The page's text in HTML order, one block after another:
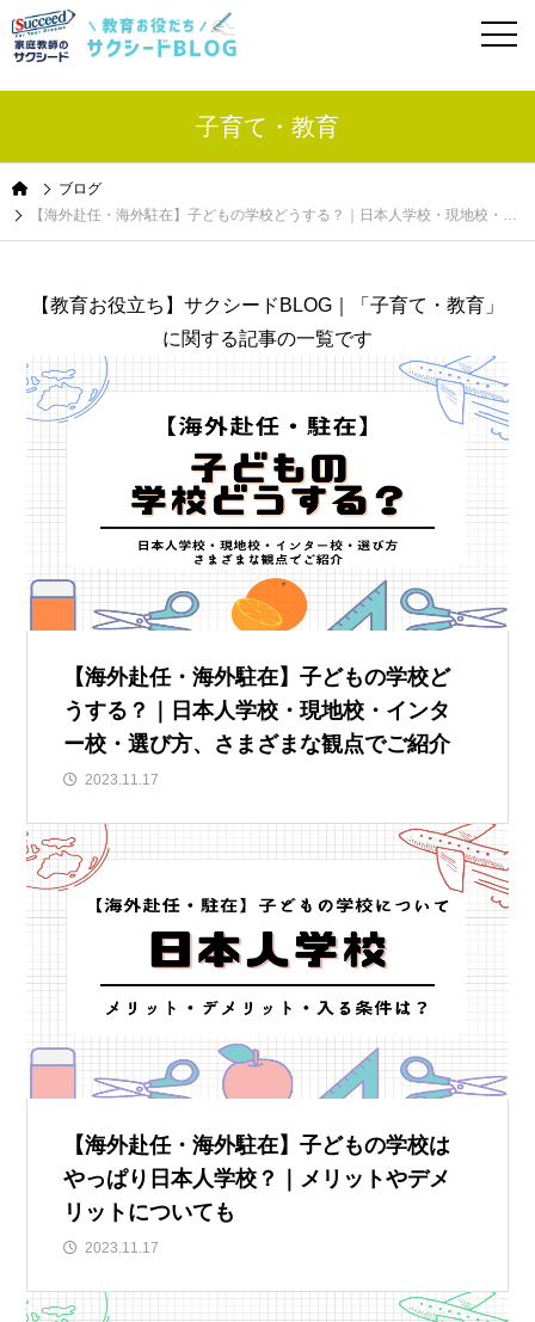
子育て・教育
ブログ
【海外赴任・海外駐在】子どもの学校どうする？｜日本人学校・現地校・インター校・選び方、さまざまな観点でご紹介
【教育お役立ち】サクシードBLOG｜「子育て・教育」
に関する記事の一覧です
【海外赴任・海外駐在】子どもの学校ど
うする？｜日本人学校・現地校・インタ
ー校・選び方、さまざまな観点でご紹介
2023.11.17
【海外赴任・海外駐在】子どもの学校は
やっぱり日本人学校？｜メリットやデメ
リットについても
2023.11.17